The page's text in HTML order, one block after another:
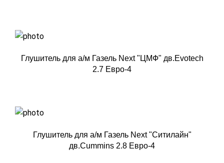
Глушитель для а/м Газель Next "ЦМФ" дв.Evotech
2.7 Евро-4
Глушитель для а/м Газель Next "Ситилайн"
дв.Cummins 2.8 Евро-4